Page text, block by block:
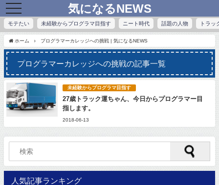
toggle
navigation
気になるNEWS
モテたい 未経験からプログラマ目指す ニート時代 話題の人物 トラッ
ホーム プログラマーカレッジへの挑戦 | 気になるNEWS
プログラマーカレッジへの挑戦の記事一覧
未経験からプログラマ目指す
27歳トラック運ちゃん、今日からプログラマー目
指します。
2018-06-13
人気記事ランキング